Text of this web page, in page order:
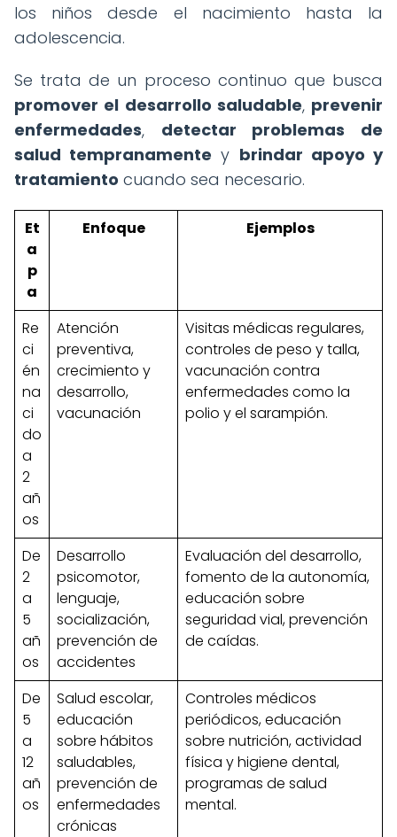
los niños desde el nacimiento hasta la
adolescencia.
Se trata de un proceso continuo que busca
promover el desarrollo saludable, prevenir
enfermedades, detectar problemas de
salud tempranamente y brindar apoyo y
tratamiento cuando sea necesario.
Et
a
p
a
Enfoque Ejemplos
Re
ci
én
na
ci
do
a
2
añ
os
Atención
preventiva,
crecimiento y
desarrollo,
vacunación
Visitas médicas regulares,
controles de peso y talla,
vacunación contra
enfermedades como la
polio y el sarampión.
De
2
a
5
añ
os
Desarrollo
psicomotor,
lenguaje,
socialización,
prevención de
accidentes
Evaluación del desarrollo,
fomento de la autonomía,
educación sobre
seguridad vial, prevención
de caídas.
De
5
a
12
añ
os
Salud escolar,
educación
sobre hábitos
saludables,
prevención de
enfermedades
crónicas
Controles médicos
periódicos, educación
sobre nutrición, actividad
física y higiene dental,
programas de salud
mental.